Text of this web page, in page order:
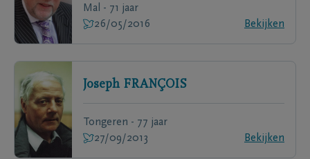
Mal - 71 jaar
26/05/2016
Bekijken
Joseph FRANÇOIS
Tongeren - 77 jaar
27/09/2013
Bekijken